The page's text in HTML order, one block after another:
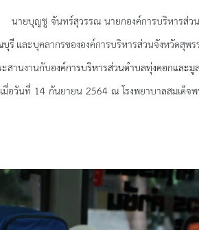
ารพัฒนา
สัมพันธ์
มพันธ์
-จัดจ้าง
รรณ นายกองค์การบริหารส่วนจังหวั
รีและบุคลากรขององค์การบริหารส่วนจังหวัดสุ
สานงานกับองค์การบริหารส่วนตำบลทุ่งคอกและ
อวันที่ 14 กันยายน 2564 ณ โรงพยาบาลสมเด็จ